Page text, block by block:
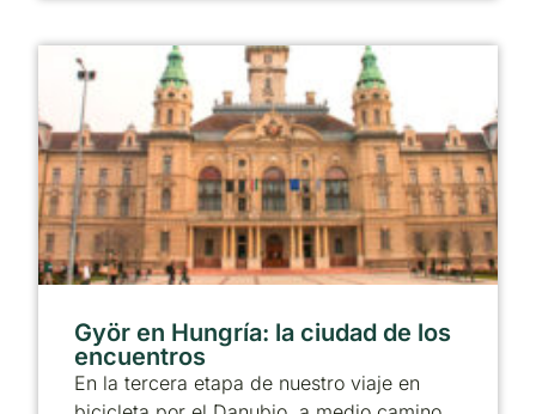
Györ en Hungría: la ciudad de los
encuentros
En la tercera etapa de nuestro viaje en